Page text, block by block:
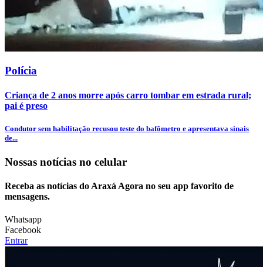
Polícia
Criança de 2 anos morre após carro tombar em estrada rural;
pai é preso
Condutor sem habilitação recusou teste do bafômetro e apresentava sinais
de...
Nossas notícias no celular
Receba as notícias do Araxá Agora no seu app favorito de
mensagens.
Whatsapp
Facebook
Entrar